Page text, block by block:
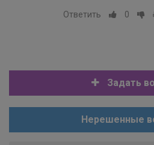
Ответить 0
Задать
Нерешенные